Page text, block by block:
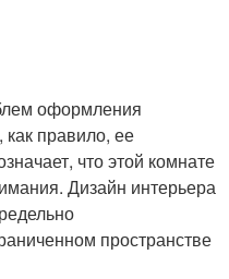
оформления
правило, ее
что этой комнате
Дизайн интерьера
пространстве